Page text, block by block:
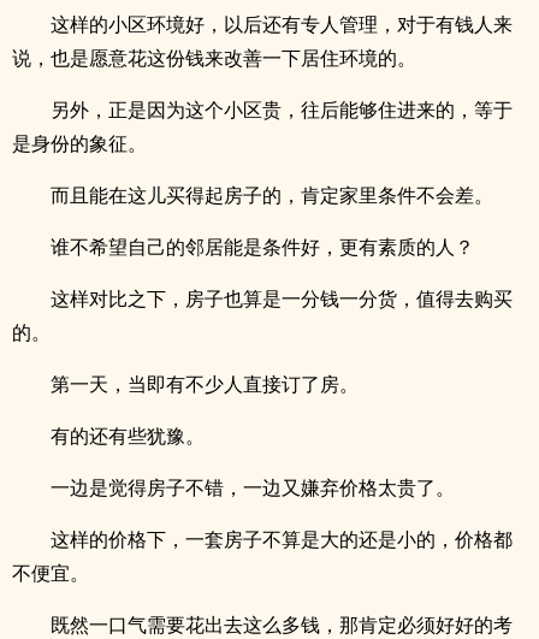
这样的小区环境好，以后还有专人管理，对于有钱人来
说，也是愿意花这份钱来改善一下居住环境的。
另外，正是因为这个小区贵，往后能够住进来的，等于
是身份的象征。
而且能在这儿买得起房子的，肯定家里条件不会差。
谁不希望自己的邻居能是条件好，更有素质的人？
这样对比之下，房子也算是一分钱一分货，值得去购买
的。
第一天，当即有不少人直接订了房。
有的还有些犹豫。
一边是觉得房子不错，一边又嫌弃价格太贵了。
这样的价格下，一套房子不算是大的还是小的，价格都
不便宜。
既然一口气需要花出去这么多钱，那肯定必须好好的考